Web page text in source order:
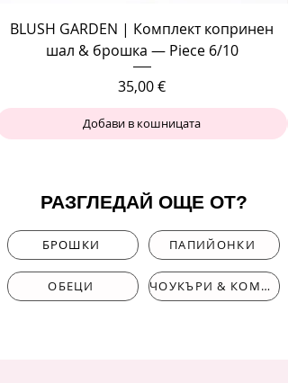
BLUSH GARDEN | Комплект копринен
шал & брошка — Piece 6/10
Цена
35,00 €
Добави в кошницата
РАЗГЛЕДАЙ ОЩЕ ОТ?
БРОШКИ ПАПИЙОНКИ
ОБЕЦИ ЧОУКЪРИ & КОМПЛЕКТИ